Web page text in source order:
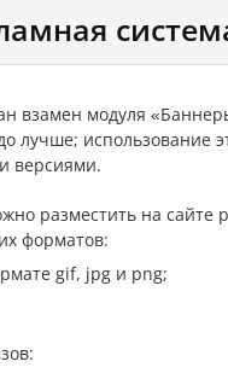
взамен модуля
лучше;
версиями.
разместить на сайте
форматов:
gif, jpg и png;